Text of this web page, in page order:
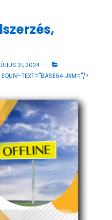
31, 2024
EQUIV-TEXT="BASE64:JXM="/>